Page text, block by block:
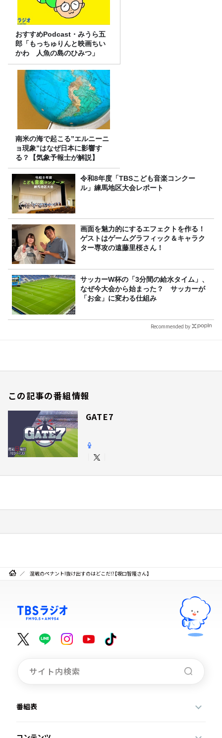
おすすめPodcast・みうら五
郎「もっちゅりんと映画ちい
かわ 人魚の島のひみつ」
南米の海で起こる”エルニーニ
ョ現象”はなぜ日本に影響す
る？【気象予報士が解説】
令和8年度「TBSこども音楽コンクー
ル」練馬地区大会レポート
画面を魅力的にするエフェクトを作る！
ゲストはゲームグラフィック＆キャラク
ター専攻の遠藤里桜さん！
サッカーW杯の「3分間の給水タイム」、
なぜ今大会から始まった？ サッカーが
「お金」に変わる仕組み
Recommended by
この記事の番組情報
GATE7
混戦のペナント!抜け出すのはどこだ⁉【坂口智隆さん】
番組表